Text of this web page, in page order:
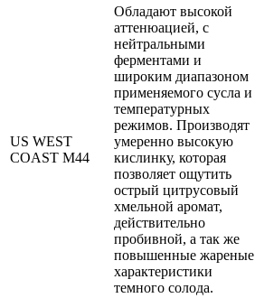
US WEST
COAST M44
Обладают высокой
аттенюацией, с
нейтральными
ферментами и
широким диапазоном
применяемого сусла и
температурных
режимов. Производят
умеренно высокую
кислинку, которая
позволяет ощутить
острый цитрусовый
хмельной аромат,
действительно
пробивной, а так же
повышенные жареные
характеристики
темного солода.